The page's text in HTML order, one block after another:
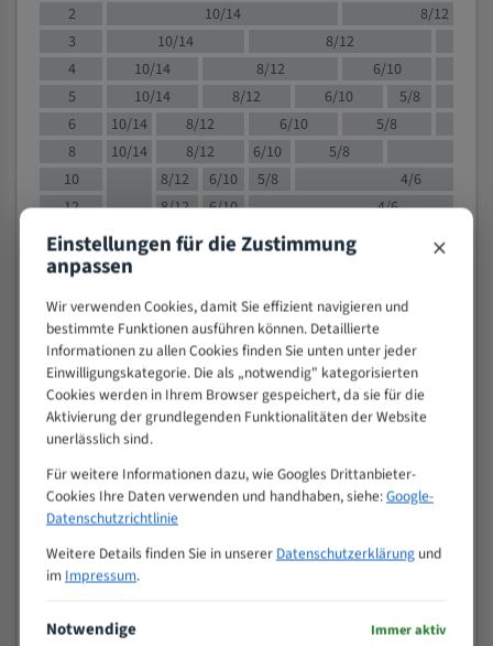
2
10/14
8/12
3
10/14 8/12
4
10/14 8/12 6/10
5
10/14 8/12 6/10
5/8
6
10/14 8/12 6/10
5/8
8
10/14 8/12 6/10 5/8
10
8/12 6/10 5/8
4/6
12
8/12 6/10
4/6
15
8/12 6/10
4/5
20
50
4/5
80
> 100
VOLLMATERIAL
M (mm)
Zoll (ZpZ))
>
25
10/14
15 - 40
8/12
25 - 50
50 - 120
Einstellungen für die Zustimmung
anpassen ×
Wir verwenden Cookies, damit Sie effizient navigieren und
bestimmte Funktionen ausführen können. Detaillierte
Informationen zu allen Cookies finden Sie unten unter jeder
Einwilligungskategorie. Die als „notwendig" kategorisierten
Cookies werden in Ihrem Browser gespeichert, da sie für die
Aktivierung der grundlegenden Funktionalitäten der Website
unerlässlich sind.
Für weitere Informationen dazu, wie Googles Drittanbieter-
Cookies Ihre Daten verwenden und handhaben, siehe:Google-
Datenschutzrichtlinie
Weitere Details finden Sie in unserer Datenschutzerklärungund
im Impressum.
Notwendige Immer aktiv